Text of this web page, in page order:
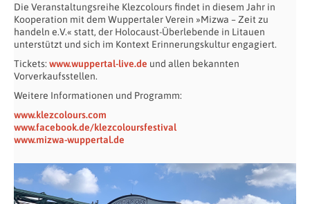
Die Veranstaltungsreihe Klezcolours findet in diesem Jahr in
Kooperation mit dem Wuppertaler Verein »Mizwa – Zeit zu
handeln e.V.« statt, der Holocaust-Überlebende in Litauen
unterstützt und sich im Kontext Erinnerungskultur engagiert.
Tickets: www.wuppertal-live.de und allen bekannten
Vorverkaufsstellen.
Weitere Informationen und Programm:
www.klezcolours.com
www.facebook.de/klezcoloursfestival
www.mizwa-wuppertal.de